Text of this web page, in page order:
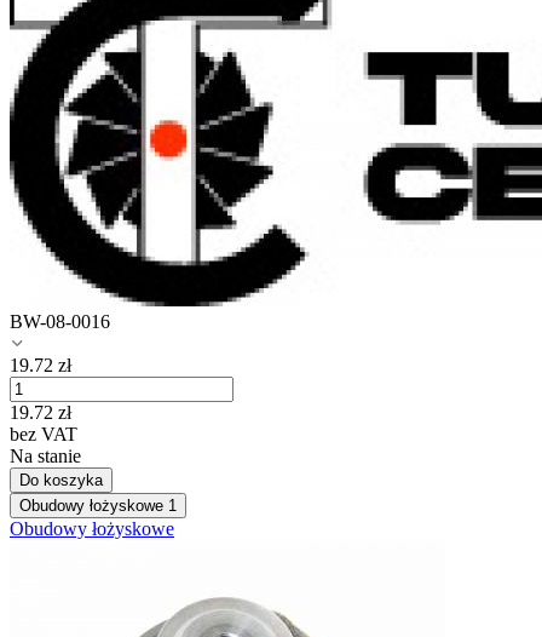
BW-08-0016
19.72 zł
19.72 zł
bez VAT
Na stanie
Do koszyka
Obudowy łożyskowe 1
Obudowy łożyskowe